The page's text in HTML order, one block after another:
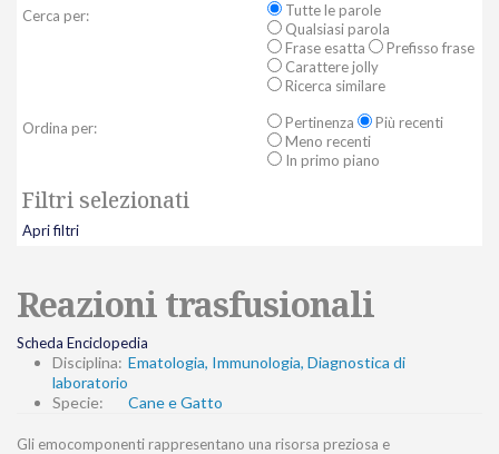
Cerca per:
Tutte le parole
Qualsiasi parola
Frase esatta
Prefisso frase
Carattere jolly
Ricerca similare
Ordina per: Pertinenza
Più recenti
Meno recenti
In primo piano
Filtri selezionati
Apri filtri
Reazioni trasfusionali
Scheda Enciclopedia
Disciplina: Ematologia, Immunologia, Diagnostica di
laboratorio
Specie:
Cane e Gatto
Gli emocomponenti rappresentano una risorsa preziosa e